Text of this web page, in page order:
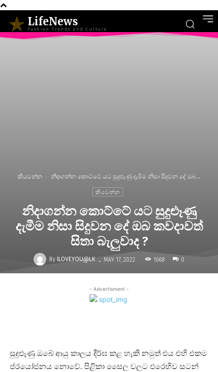
LifeNews
Fashion Trends and Culture
කියවන්න නිදාගන්න කොට්ටේ යට සුදුළූණු දැමීම නිසා සිදුවන දේ ඔබ...
කියවන්න
නිදාගන්න කොට්ටේ යට සුදුළූණු
දැමීම නිසා සිදුවන දේ ඔබ කවදාවත්
සිතා බැලුවාද ?
By ILOVEYOU@LK - MAY 17, 2022 1668 0
- Advertisment -
සුදුළූණු ඔබේ ආයු කාලය දීර්ඝ කළ හැකි නමුත් එය එහි එකම
ප්රයෝජනය නොවේ. පිළිකා සෛල වලට එරෙහිව සටන්